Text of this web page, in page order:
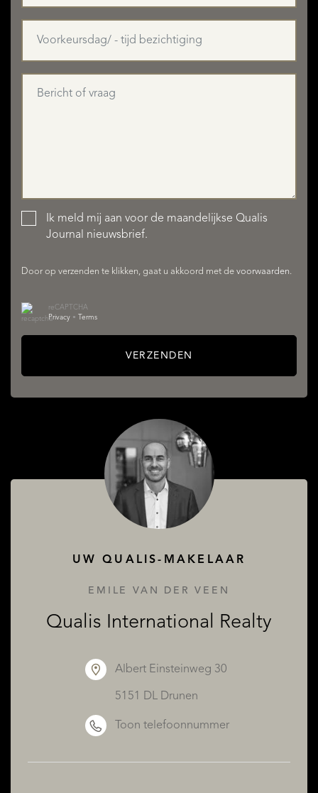
Ik meld mij aan voor de maandelijkse Qualis
Journal nieuwsbrief.
Door op verzenden te klikken, gaat u akkoord met de voorwaarden.
reCAPTCHA
Privacy • Terms
VERZENDEN
UW QUALIS-MAKELAAR
EMILE VAN DER VEEN
Qualis International Realty
Albert Einsteinweg 30
5151 DL Drunen
Toon telefoonnummer
AANBOD